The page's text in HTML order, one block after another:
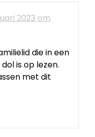
2023 om
die in een
is op lezen.
met dit